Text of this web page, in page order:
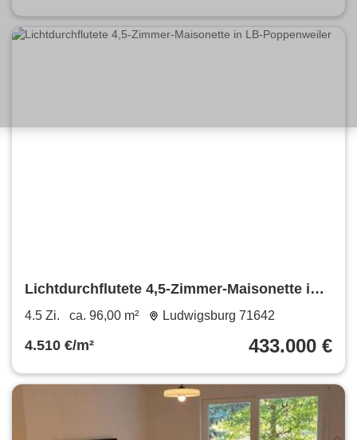
Lichtdurchflutete 4,5-Zimmer-Maisonette in
LB-Poppenweiler
4.5 Zi. ca. 96,00 m² Ludwigsburg 71642
4.510 €/m² 433.000 €